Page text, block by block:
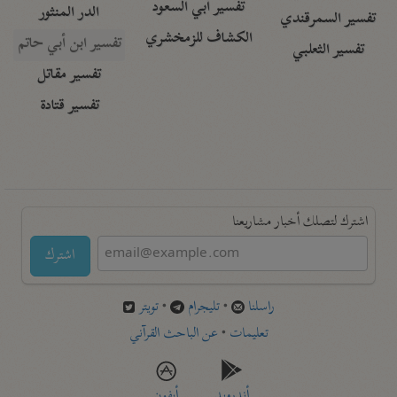
تفسير السمرقندي
تفسير الثعلبي
تفسير أبي السعود
الكشاف للزمخشري
الدر المنثور
تفسير ابن أبي حاتم
تفسير مقاتل
تفسير قتادة
اشترك لتصلك أخبار مشاريعنا
اشترك
راسلنا •تليجرام •تويتر
تعليمات •عن الباحث القرآني